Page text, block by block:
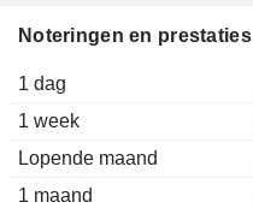
Noteringen en prestaties
1 dag
1 week
Lopende maand
1 maand